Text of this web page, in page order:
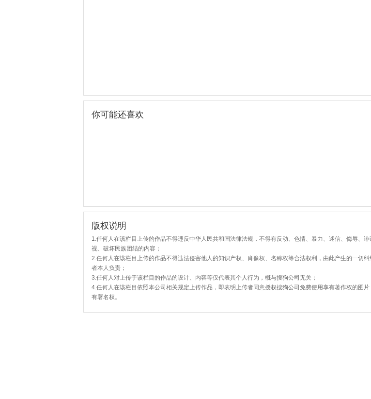
你可能还喜欢
版权说明
1.任何人在该栏目上传的作品不得违反中华人民共和国法律法规，不得有反动、色情、暴力、迷信、侮辱、
视、破坏民族团结的内容；
2.任何人在该栏目上传的作品不得违法侵害他人的知识产权、肖像权、名称权等合法权利，由此产生的一切
者本人负责；
3.任何人对上传于该栏目的作品的设计、内容等仅代表其个人行为，概与搜狗公司无关；
4.任何人在该栏目依照本公司相关规定上传作品，即表明上传者同意授权搜狗公司免费使用享有著作权的图
有署名权。